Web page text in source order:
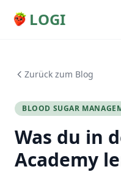
LOGI
Zurück zum Blog
BLOOD SUGAR
Was du in
Academy